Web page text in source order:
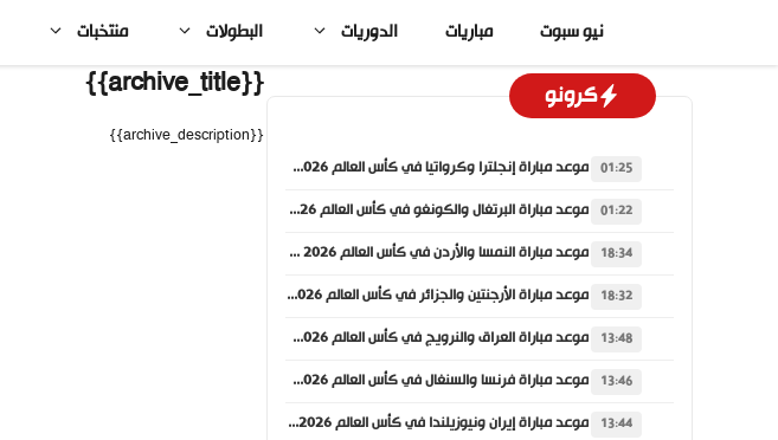
المحتوى
نيو سبوت مباريات الدوريات البطولات منتخبات
{{archive_title}}
{{archive_description}}
كرونو
01:25 موعد مباراة إنجلترا وكرواتيا في كأس العالم 2026 والقنوات الناقلة
01:22 موعد مباراة البرتغال والكونغو في كأس العالم 2026 والقنوات الناقلة
18:34 موعد مباراة النمسا والأردن في كأس العالم 2026 والقنوات الناقلة
18:32 موعد مباراة الأرجنتين والجزائر في كأس العالم 2026 والقنوات الناقلة
13:48 موعد مباراة العراق والنرويج في كأس العالم 2026 والقنوات الناقلة
13:46 موعد مباراة فرنسا والسنغال في كأس العالم 2026 والقنوات الناقلة
13:44 موعد مباراة إيران ونيوزيلندا في كأس العالم 2026 والقنوات الناقلة